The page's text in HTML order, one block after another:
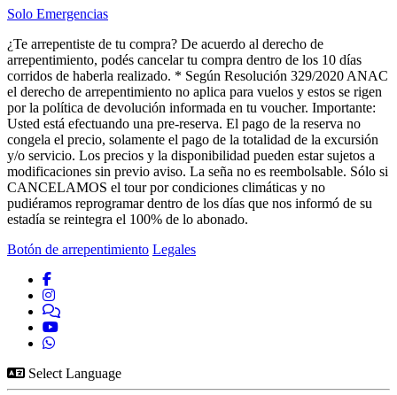
Solo Emergencias
¿Te arrepentiste de tu compra? De acuerdo al derecho de
arrepentimiento, podés cancelar tu compra dentro de los 10 días
corridos de haberla realizado. * Según Resolución 329/2020 ANAC
el derecho de arrepentimiento no aplica para vuelos y estos se rigen
por la política de devolución informada en tu voucher. Importante:
Usted está efectuando una pre-reserva. El pago de la reserva no
congela el precio, solamente el pago de la totalidad de la excursión
y/o servicio. Los precios y la disponibilidad pueden estar sujetos a
modificaciones sin previo aviso. La seña no es reembolsable. Sólo si
CANCELAMOS el tour por condiciones climáticas y no
pudiéramos reprogramar dentro de los días que nos informó de su
estadía se reintegra el 100% de lo abonado.
Botón de arrepentimiento Legales
Select Language